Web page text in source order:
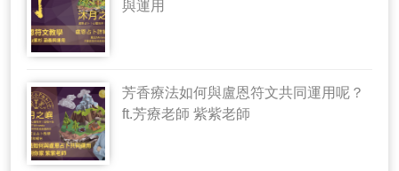
與運用
芳香療法如何與盧恩符文共同運用呢？
ft.芳療老師 紫紫老師